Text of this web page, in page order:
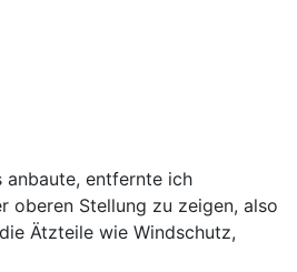
anbaute, entfernte ich
oberen Stellung zu zeigen, also
Ätzteile wie Windschutz,